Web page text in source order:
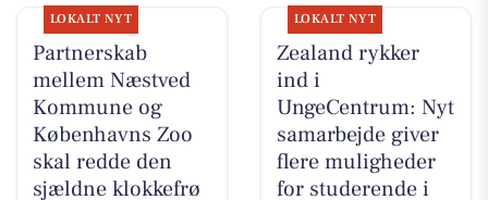
LOKALT NYT
Partnerskab
mellem Næstved
Kommune og
Københavns Zoo
skal redde den
sjældne klokkefrø
LOKALT NYT
Zealand rykker
ind i
UngeCentrum: Nyt
samarbejde giver
flere muligheder
for studerende i